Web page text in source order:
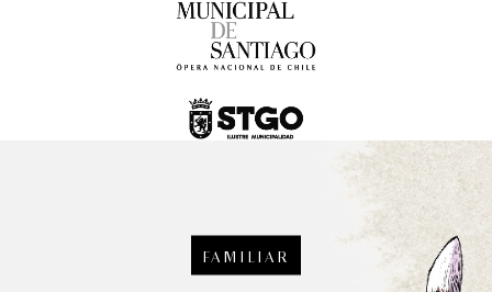
Festival Internacional de la Guitarra
FAMILIAR